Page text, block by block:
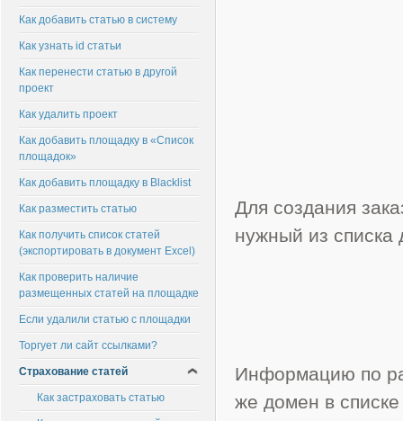
Для создания
нужный из списка
Информацию по
же домен в списке
Как добавить статью в систему
Как узнать id статьи
Как перенести статью в другой
проект
Как удалить проект
Как добавить площадку в «Список
площадок»
Как добавить площадку в Blacklist
Как разместить статью
Как получить список статей
(экспортировать в документ Excel)
Как проверить наличие
размещенных статей на площадке
Если удалили статью с площадки
Торгует ли сайт ссылками?
Страхование статей
Как застраховать статью